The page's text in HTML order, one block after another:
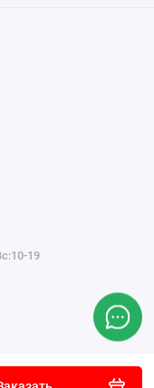
19